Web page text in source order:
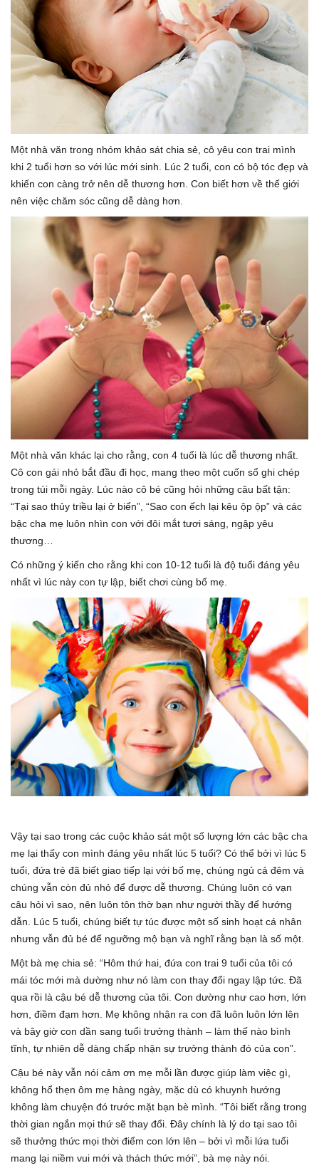
Một nhà văn trong nhóm khảo sát chia sẻ, cô yêu con trai mình
khi 2 tuổi hơn so với lúc mới sinh. Lúc 2 tuổi, con có bộ tóc đẹp và
khiến con càng trở nên dễ thương hơn. Con biết hơn về thế giới
nên việc chăm sóc cũng dễ dàng hơn.
Một nhà văn khác lại cho rằng, con 4 tuổi là lúc dễ thương nhất.
Cô con gái nhỏ bắt đầu đi học, mang theo một cuốn sổ ghi chép
trong túi mỗi ngày. Lúc nào cô bé cũng hỏi những câu bất tận:
“Tại sao thủy triều lại ở biển”, “Sao con ếch lại kêu ộp ộp” và các
bậc cha mẹ luôn nhìn con với đôi mắt tươi sáng, ngập yêu
thương…
Có những ý kiến cho rằng khi con 10-12 tuổi là độ tuổi đáng yêu
nhất vì lúc này con tự lập, biết chơi cùng bố mẹ.
Vậy tại sao trong các cuộc khảo sát một số lượng lớn các bậc cha
mẹ lại thấy con mình đáng yêu nhất lúc 5 tuổi? Có thể bởi vì lúc 5
tuổi, đứa trẻ đã biết giao tiếp lại với bố mẹ, chúng ngủ cả đêm và
chúng vẫn còn đủ nhỏ để được dễ thương. Chúng luôn có vạn
câu hỏi vì sao, nên luôn tôn thờ bạn như người thầy để hướng
dẫn. Lúc 5 tuổi, chúng biết tự túc được một số sinh hoạt cá nhân
nhưng vẫn đủ bé để ngưỡng mộ bạn và nghĩ rằng bạn là số một.
Một bà mẹ chia sẻ: “Hôm thứ hai, đứa con trai 9 tuổi của tôi có
mái tóc mới mà dường như nó làm con thay đổi ngay lập tức. Đã
qua rồi là cậu bé dễ thương của tôi. Con dường như cao hơn, lớn
hơn, điềm đạm hơn. Mẹ không nhận ra con đã luôn luôn lớn lên
và bây giờ con dần sang tuổi trưởng thành – làm thế nào bình
tĩnh, tự nhiên dễ dàng chấp nhận sự trưởng thành đó của con”.
Cậu bé này vẫn nói cảm ơn mẹ mỗi lần được giúp làm việc gì,
không hổ thẹn ôm mẹ hàng ngày, mặc dù có khuynh hướng
không làm chuyện đó trước mặt bạn bè mình. “Tôi biết rằng trong
thời gian ngắn mọi thứ sẽ thay đổi. Đây chính là lý do tại sao tôi
sẽ thưởng thức mọi thời điểm con lớn lên – bởi vì mỗi lứa tuổi
mang lại niềm vui mới và thách thức mới”, bà mẹ này nói.